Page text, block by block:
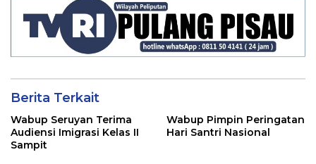
Berita Terkait
Wabup Seruyan Terima
Audiensi Imigrasi Kelas II
Sampit
Wabup Pimpin Peringatan
Hari Santri Nasional